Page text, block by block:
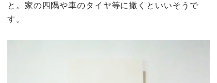
と。家の四隅や車のタイヤ等に撒くといいそうで
す。